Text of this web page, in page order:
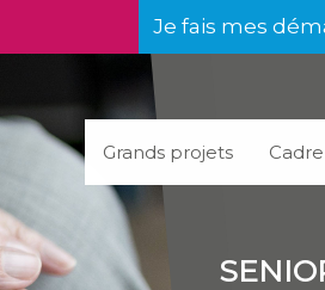
Je fais mes
Grands projets